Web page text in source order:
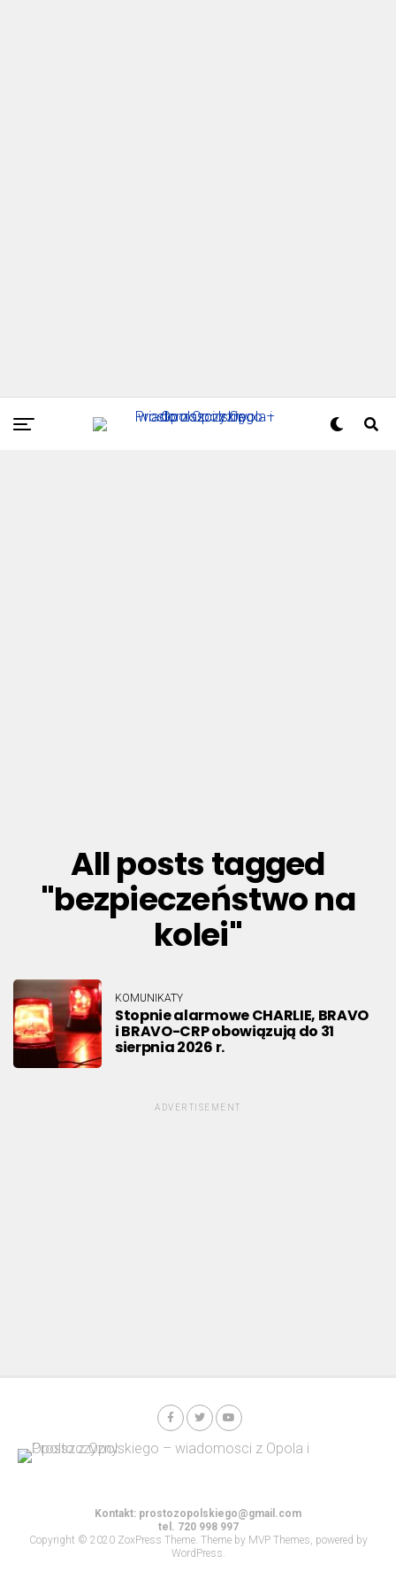
All posts tagged
"bezpieczeństwo na
kolei"
KOMUNIKATY
Stopnie alarmowe CHARLIE, BRAVO
i BRAVO-CRP obowiązują do 31
sierpnia 2026 r.
ADVERTISEMENT
Kontakt: prostozopolskiego@gmail.com
tel. 720 998 997
Copyright © 2020 ZoxPress Theme. Theme by MVP Themes, powered by
WordPress.